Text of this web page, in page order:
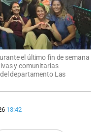
el último fin de semana
y comunitarias
departamento Las
13:42